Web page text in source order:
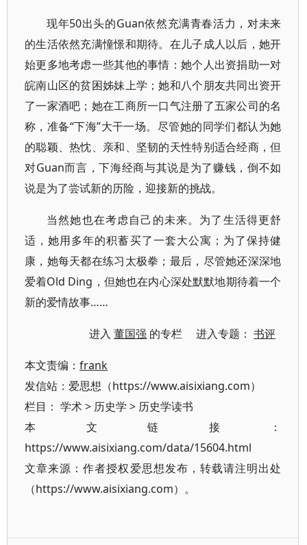
现年50出头的Guan依然充满青春活力，对未来
的生活依然充满憧憬和期待。在儿子成人以后，她开
始更多地考虑一些其他的事情：她个人出资捐助一对
皖南山区的贫困姊妹上学；她和八个朋友共同出资开
了一家酒吧；她在工商所一口气注册了五家公司的名
称，准备“下海”大干一场。尽管她的同学们都认为她
的聪颖、热忱、亲和、坚韧的天性特别适合经商，但
对Guan而言，下海经商与其说是为了赚钱，倒不如
说是为了尝试新的历险，迎接新的挑战。
当然她也在考虑自己的未来。为了生活得更舒
适，她用多年的积蓄买了一套大公寓；为了保持健
康，她每天都在练习太极拳；最后，尽管她还深深地
爱着Old Ding，但她也在内心深处默默地期待着一个
新的爱情故事……
进入董国强 的专栏 进入专题：书评
本文责编： frank
发信站：爱思想（https://www.aisixiang.com）
栏目： 学术> 历史学 > 历史学读书
本文链接：
https://www.aisixiang.com/data/15604.html
文章来源：作者授权爱思想发布，转载请注明出处
（https://www.aisixiang.com）。